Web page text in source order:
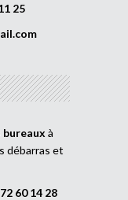
25
bureaux à
débarras et
72 60 14 28